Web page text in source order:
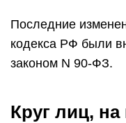
Последние
кодекса РФ были
законом N 90-ФЗ.
Круг лиц,